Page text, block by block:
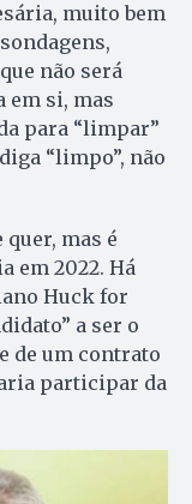
muito bem
não será
em si, mas
para “limpar”
“limpo”, não
mas é
em 2022. Há
Huck for
a ser o
de um contrato
participar da